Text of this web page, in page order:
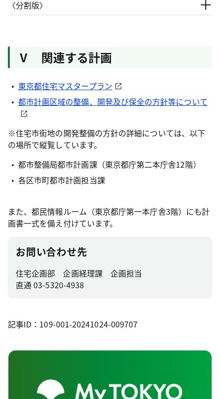
〈分割版〉
Ⅴ 関連する計画
東京都住宅マスタープラン
都市計画区域の整備、開発及び保全の方針等について
※住宅市街地の開発整備の方針の詳細については、以下
の場所で縦覧しています。
都市整備局都市計画課（東京都庁第二本庁舎12階）
各区市町都市計画担当課
また、都民情報ルーム（東京都庁第一本庁舎3階）にも計
画書一式を備え付けています。
お問い合わせ先
住宅企画部 企画経理課 企画担当
直通 03-5320-4938
記事ID：109-001-20241024-009707